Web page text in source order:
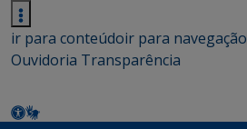
ir para conteúdoir para navegação
Ouvidoria Transparência